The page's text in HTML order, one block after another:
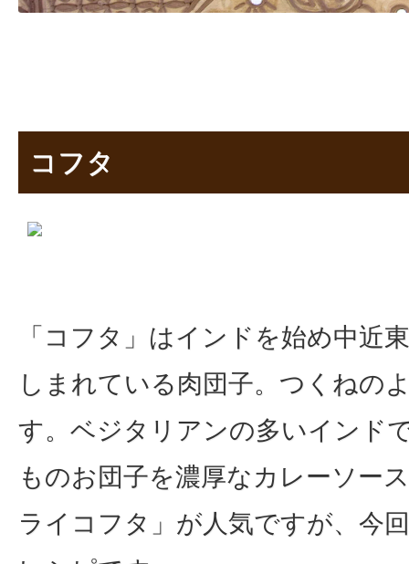
コフタ
「コフタ」はインドを始め中近
しまれている肉団子。つくねの
す。ベジタリアンの多いインド
ものお団子を濃厚なカレーソー
ライコフタ」が人気ですが、今